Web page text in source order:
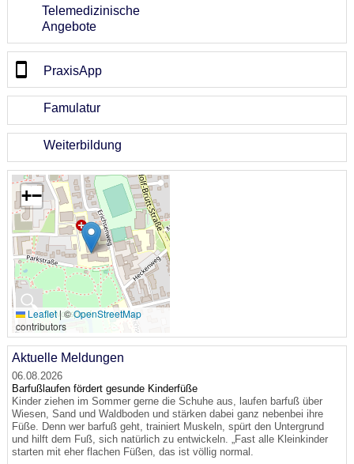
Telemedizinische
Angebote
PraxisApp
Famulatur
Weiterbildung
🔍
+−
Leaflet|©OpenStreetMap
contributors
Aktuelle Meldungen
06.08.2026
Barfußlaufen fördert gesunde Kinderfüße
Kinder ziehen im Sommer gerne die Schuhe aus, laufen barfuß über
Wiesen, Sand und Waldboden und stärken dabei ganz nebenbei ihre
Füße. Denn wer barfuß geht, trainiert Muskeln, spürt den Untergrund
und hilft dem Fuß, sich natürlich zu entwickeln. „Fast alle Kleinkinder
starten mit eher flachen Füßen, das ist völlig normal.